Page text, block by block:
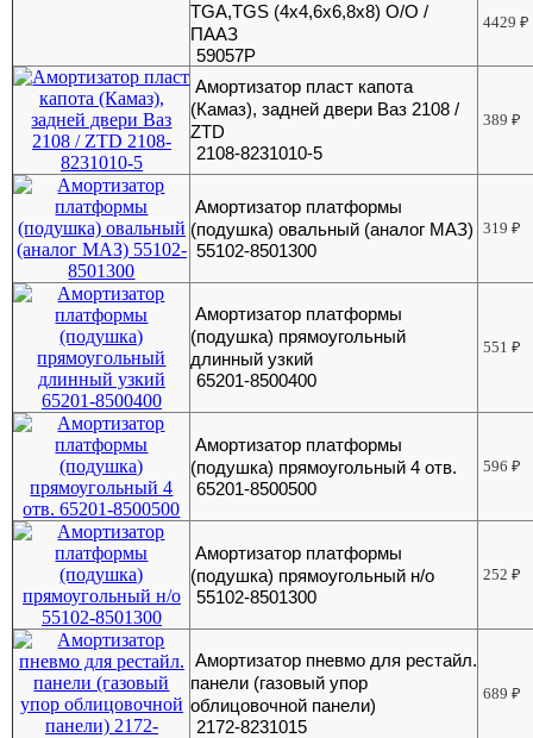
TGA,TGS (4x4,6х6,8x8) О/О /
ПААЗ
59057Р
4429₽
Амортизатор пласт капота
(Камаз), задней двери Ваз 2108 /
ZTD
2108-8231010-5
389₽
Амортизатор платформы
(подушка) овальный (аналог МАЗ)
55102-8501300
319₽
Амортизатор платформы
(подушка) прямоугольный
длинный узкий
65201-8500400
551₽
Амортизатор платформы
(подушка) прямоугольный 4 отв.
65201-8500500
596₽
Амортизатор платформы
(подушка) прямоугольный н/о
55102-8501300
252₽
Амортизатор пневмо для рестайл.
панели (газовый упор
облицовочной панели)
2172-8231015
689₽